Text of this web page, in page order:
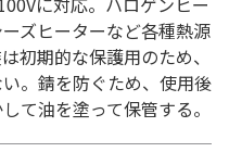
ズヒーターなど各種熱源
初期的な保護用のため、
。錆を防ぐため、使用後
て油を塗って保管する。